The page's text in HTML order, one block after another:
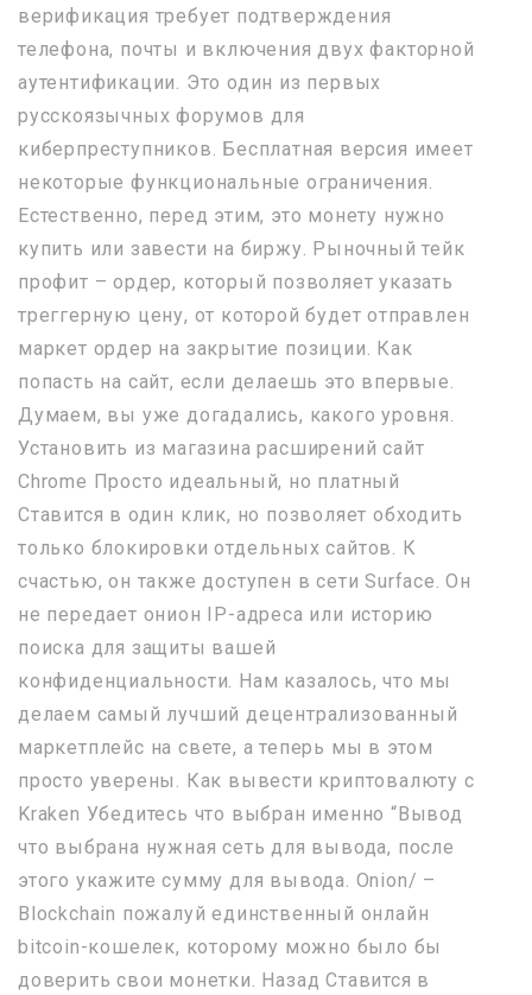
верификация требует подтверждения
телефона, почты и включения двух факторной
аутентификации. Это один из первых
русскоязычных форумов для
киберпреступников. Бесплатная версия имеет
некоторые функциональные ограничения.
Естественно, перед этим, это монету нужно
купить или завести на биржу. Рыночный тейк
профит – ордер, который позволяет указать
треггерную цену, от которой будет отправлен
маркет ордер на закрытие позиции. Как
попасть на сайт, если делаешь это впервые.
Думаем, вы уже догадались, какого уровня.
Установить из магазина расширений сайт
Chrome Просто идеальный, но платный
Ставится в один клик, но позволяет обходить
только блокировки отдельных сайтов. К
счастью, он также доступен в сети Surface. Он
не передает онион IP-адреса или историю
поиска для защиты вашей
конфиденциальности. Нам казалось, что мы
делаем самый лучший децентрализованный
маркетплейс на свете, а теперь мы в этом
просто уверены. Как вывести криптовалюту с
Kraken Убедитесь что выбран именно “Вывод
что выбрана нужная сеть для вывода, после
этого укажите сумму для вывода. Onion/ –
Blockchain пожалуй единственный онлайн
bitcoin-кошелек, которому можно было бы
доверить свои монетки. Назад Ставится в